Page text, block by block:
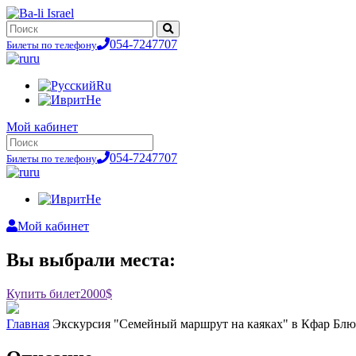
Билеты по телефону
054-7247707
ru
Ru
He
Мой кабинет
Билеты по телефону
054-7247707
ru
He
Мой кабинет
Вы выбрали места:
Купить билет2000$
Главная Экскурсия "Семейный маршрут на каяках" в Кфар